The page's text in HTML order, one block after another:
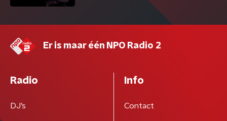
Er is maar één NPO Radio 2
Radio
DJ’s
Info
Contact